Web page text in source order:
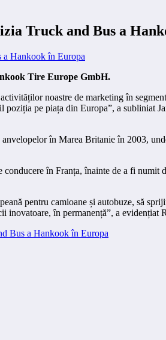
Truck and Bus a
Tire Europe GmbH.
noastre de marketing în
pe piața din Europa”, a
în Marea Britanie în 2003,
în Franța, înainte de a fi
pentru camioane și autobuze, să
inovatoare, în permanență”, a evidențiat